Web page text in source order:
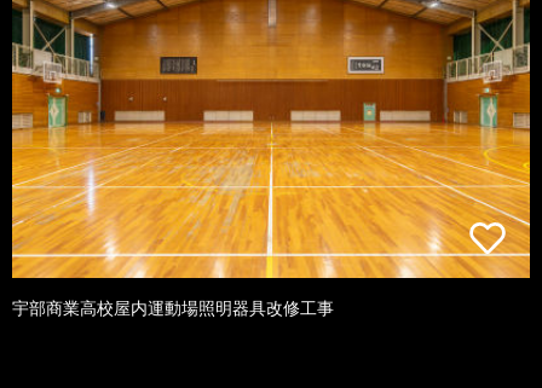
宇部商業高校屋内運動場照明器具改修工事